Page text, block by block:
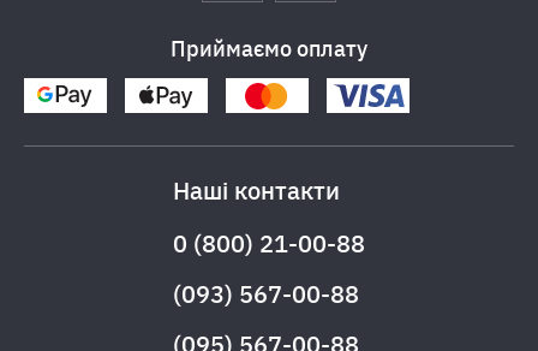
Приймаємо оплату
Наші контакти
0 (800) 21-00-88
(093) 567-00-88
(095) 567-00-88